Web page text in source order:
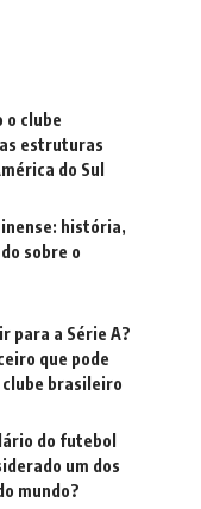
o clube
estruturas
do Sul
história,
sobre o
para a Série A?
que pode
brasileiro
do futebol
um dos
mundo?